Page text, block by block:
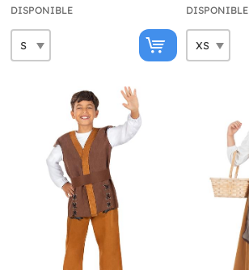
DISPONIBLE DISPONIBLE